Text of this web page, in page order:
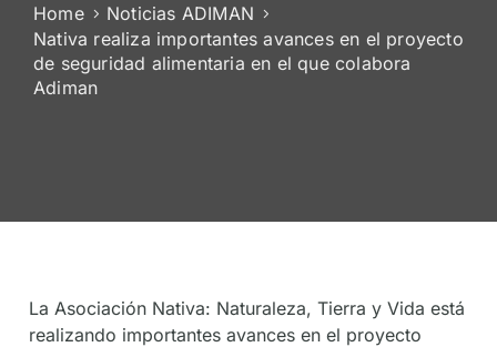
Home
Noticias ADIMAN
Nativa realiza importantes avances en el proyecto
de seguridad alimentaria en el que colabora
Adiman
La Asociación Nativa: Naturaleza, Tierra y Vida está
realizando importantes avances en el proyecto